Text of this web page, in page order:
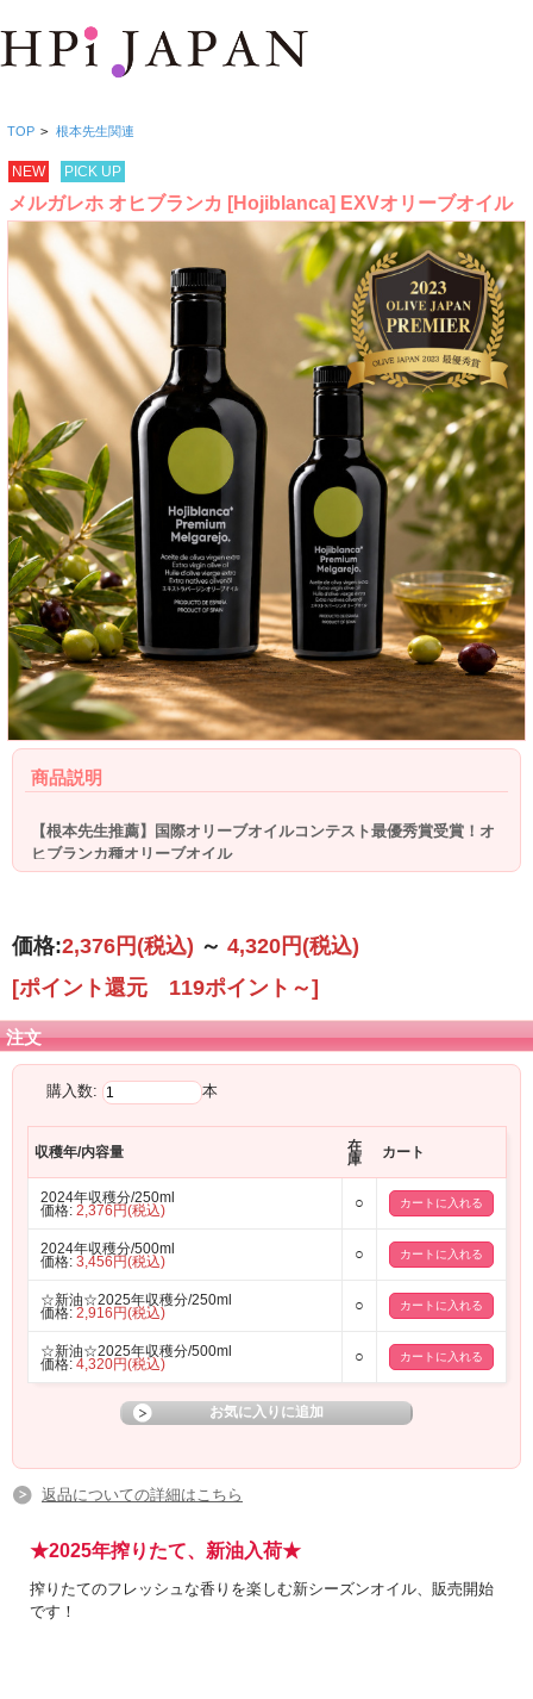
TOP > 根本先生関連
NEW PICK UP
メルガレホ オヒブランカ [Hojiblanca] EXVオリーブオイル
商品説明
【根本先生推薦】国際オリーブオイルコンテスト最優秀賞受賞！オ
ヒブランカ種オリーブオイル
価格:2,376円 (税込) ～ 4,320円 (税込)
[ポイント還元 119ポイント～]
注文
購入数: 本
収穫年/内容量
在
庫
カート
2024年収穫分/250ml
価格: 2,376円(税込) ○
2024年収穫分/500ml
価格: 3,456円(税込) ○
☆新油☆2025年収穫分/250ml
価格:2,916円(税込) ○
☆新油☆2025年収穫分/500ml
価格:4,320円(税込) ○
返品についての詳細はこちら
★2025年搾りたて、新油入荷★
搾りたてのフレッシュな香りを楽しむ新シーズンオイル、販売開始
です！